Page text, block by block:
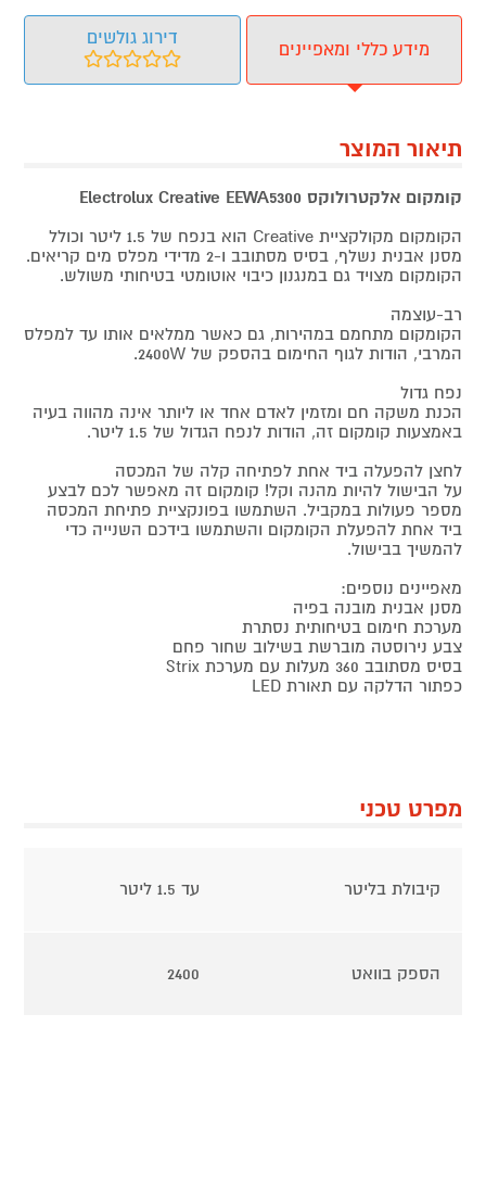
מידע כללי ומאפיינים
דירוג גולשים
תיאור המוצר
קומקום אלקטרולוקס Electrolux Creative EEWA5300
הקומקום מקולקציית Creative הוא בנפח של 1.5 ליטר וכולל
מסנן אבנית נשלף, בסיס מסתובב ו-2 מדידי מפלס מים קריאים.
הקומקום מצויד גם במנגנון כיבוי אוטומטי בטיחותי משולש.
רב-עוצמה
הקומקום מתחמם במהירות, גם כאשר ממלאים אותו עד למפלס
המרבי, הודות לגוף החימום בהספק של 2400W.
נפח גדול
הכנת משקה חם ומזמין לאדם אחד או ליותר אינה מהווה בעיה
באמצעות קומקום זה, הודות לנפח הגדול של 1.5 ליטר.
לחצן להפעלה ביד אחת לפתיחה קלה של המכסה
על הבישול להיות מהנה וקל! קומקום זה מאפשר לכם לבצע
מספר פעולות במקביל. השתמשו בפונקציית פתיחת המכסה
ביד אחת להפעלת הקומקום והשתמשו בידכם השנייה כדי
להמשיך בבישול.
מאפיינים נוספים:
מסנן אבנית מובנה בפיה
מערכת חימום בטיחותית נסתרת
צבע נירוסטה מוברשת בשילוב שחור פחם
בסיס מסתובב 360 מעלות עם מערכת Strix
כפתור הדלקה עם תאורת LED
מפרט טכני
קיבולת בליטר עד 1.5 ליטר
הספק בוואט 2400